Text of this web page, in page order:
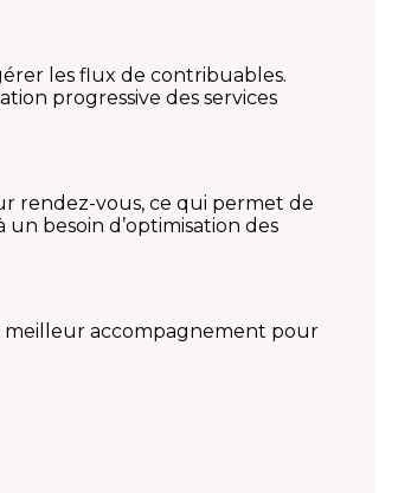
les flux de contribuables.
progressive des services
rendez-vous, ce qui permet de
besoin d’optimisation des
meilleur accompagnement pour